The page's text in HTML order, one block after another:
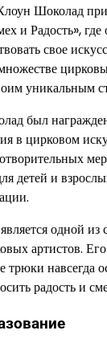
Шоколад
и Радость»,
свое
уникальным
был
в цирковом
детей и
одной из
артистов.
навсегда
радость и